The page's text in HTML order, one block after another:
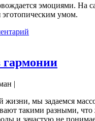
эмоциями. На
эготопическим умом.
гармонии
|
жизни, мы задаемся
такими разными, что
и зачастую не